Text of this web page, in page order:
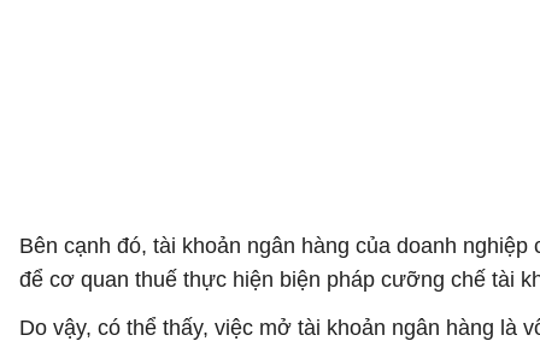
Bên cạnh đó, tài khoản ngân hàng của doanh
để cơ quan thuế thực hiện biện pháp cưỡng chế tài
Do vậy, có thể thấy, việc mở tài khoản ngân hàng là